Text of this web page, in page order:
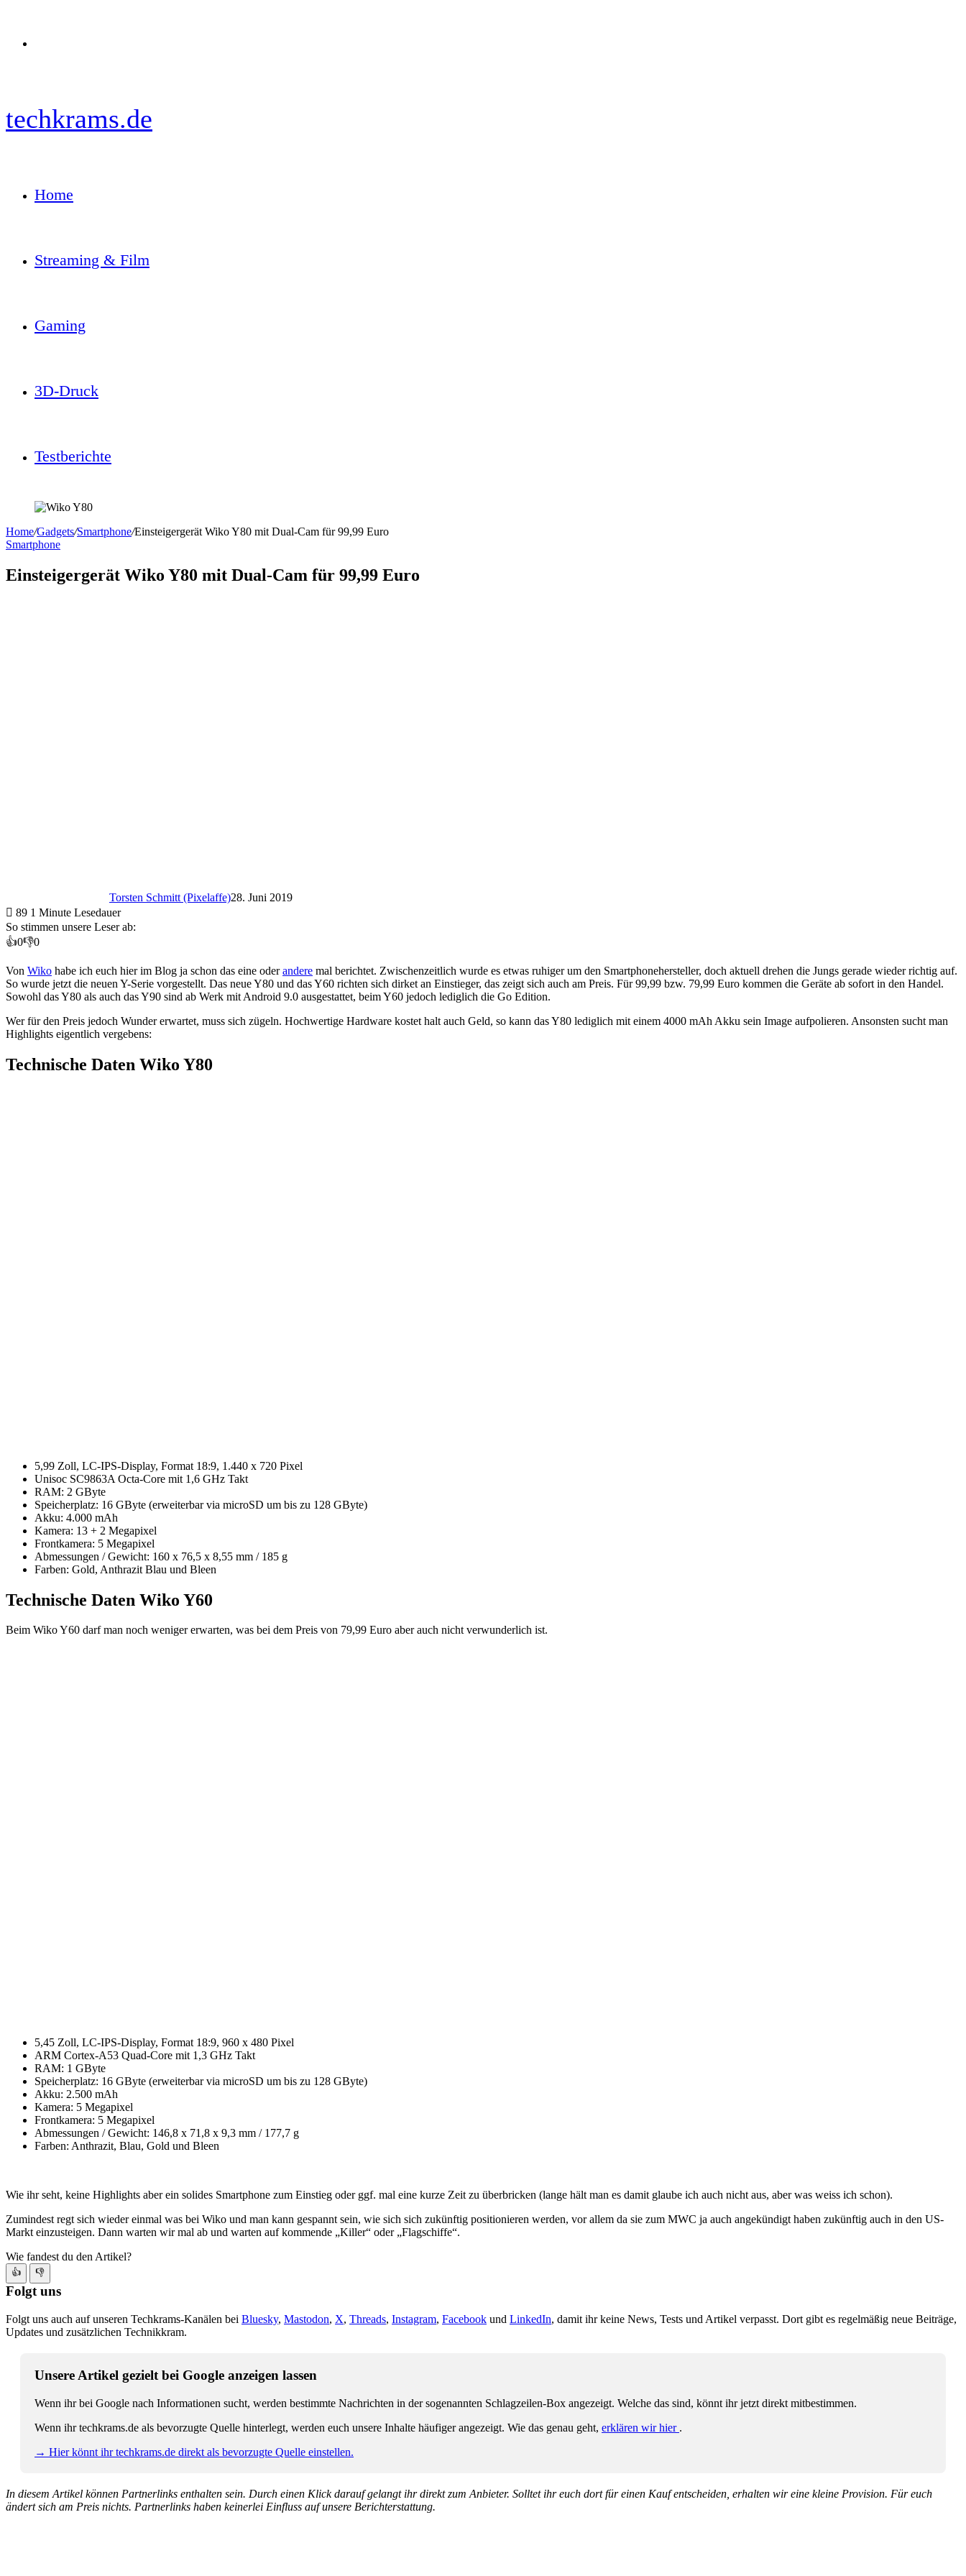
techkrams.de
Home
Streaming & Film
Gaming
3D-Druck
Testberichte
Home/Gadgets/Smartphone/Einsteigergerät Wiko Y80 mit Dual-Cam für 99,99 Euro
Smartphone
Einsteigergerät Wiko Y80 mit Dual-Cam für 99,99 Euro
Torsten Schmitt (Pixelaffe)28. Juni 2019
89 1 Minute Lesedauer
So stimmen unsere Leser ab:
👍0👎0
Von Wiko habe ich euch hier im Blog ja schon das eine oderandere mal berichtet. Zwischenzeitlich wurde es etwas ruhiger um den Smartphonehersteller, doch aktuell drehen die Jungs gerade wieder richtig auf.
So wurde jetzt die neuen Y-Serie vorgestellt. Das neue Y80 und das Y60 richten sich dirket an Einstieger, das zeigt sich auch am Preis. Für 99,99 bzw. 79,99 Euro kommen die Geräte ab sofort in den Handel.
Sowohl das Y80 als auch das Y90 sind ab Werk mit Android 9.0 ausgestattet, beim Y60 jedoch lediglich die Go Edition.
Wer für den Preis jedoch Wunder erwartet, muss sich zügeln. Hochwertige Hardware kostet halt auch Geld, so kann das Y80 lediglich mit einem 4000 mAh Akku sein Image aufpolieren. Ansonsten sucht man
Highlights eigentlich vergebens:
Technische Daten Wiko Y80
5,99 Zoll, LC-IPS-Display, Format 18:9, 1.440 x 720 Pixel
Unisoc SC9863A Octa-Core mit 1,6 GHz Takt
RAM: 2 GByte
Speicherplatz: 16 GByte (erweiterbar via microSD um bis zu 128 GByte)
Akku: 4.000 mAh
Kamera: 13 + 2 Megapixel
Frontkamera: 5 Megapixel
Abmessungen / Gewicht: 160 x 76,5 x 8,55 mm / 185 g
Farben: Gold, Anthrazit Blau und Bleen
Technische Daten Wiko Y60
Beim Wiko Y60 darf man noch weniger erwarten, was bei dem Preis von 79,99 Euro aber auch nicht verwunderlich ist.
5,45 Zoll, LC-IPS-Display, Format 18:9, 960 x 480 Pixel
ARM Cortex-A53 Quad-Core mit 1,3 GHz Takt
RAM: 1 GByte
Speicherplatz: 16 GByte (erweiterbar via microSD um bis zu 128 GByte)
Akku: 2.500 mAh
Kamera: 5 Megapixel
Frontkamera: 5 Megapixel
Abmessungen / Gewicht: 146,8 x 71,8 x 9,3 mm / 177,7 g
Farben: Anthrazit, Blau, Gold und Bleen
Wie ihr seht, keine Highlights aber ein solides Smartphone zum Einstieg oder ggf. mal eine kurze Zeit zu überbricken (lange hält man es damit glaube ich auch nicht aus, aber was weiss ich schon).
Zumindest regt sich wieder einmal was bei Wiko und man kann gespannt sein, wie sich sich zukünftig positionieren werden, vor allem da sie zum MWC ja auch angekündigt haben zukünftig auch in den US-
Markt einzusteigen. Dann warten wir mal ab und warten auf kommende „Killer“ oder „Flagschiffe“.
Wie fandest du den Artikel?
👍 👎
Folgt uns
Folgt uns auch auf unseren Techkrams-Kanälen bei Bluesky, Mastodon, X, Threads, Instagram, Facebook und LinkedIn, damit ihr keine News, Tests und Artikel verpasst. Dort gibt es regelmäßig neue Beiträge,
Updates und zusätzlichen Technikkram.
Unsere Artikel gezielt bei Google anzeigen lassen
Wenn ihr bei Google nach Informationen sucht, werden bestimmte Nachrichten in der sogenannten Schlagzeilen-Box angezeigt. Welche das sind, könnt ihr jetzt direkt mitbestimmen.
Wenn ihr techkrams.de als bevorzugte Quelle hinterlegt, werden euch unsere Inhalte häufiger angezeigt. Wie das genau geht, erklären wir hier .
→ Hier könnt ihr techkrams.de direkt als bevorzugte Quelle einstellen.
In diesem Artikel können Partnerlinks enthalten sein. Durch einen Klick darauf gelangt ihr direkt zum Anbieter. Solltet ihr euch dort für einen Kauf entscheiden, erhalten wir eine kleine Provision. Für euch
ändert sich am Preis nichts. Partnerlinks haben keinerlei Einfluss auf unsere Berichterstattung.